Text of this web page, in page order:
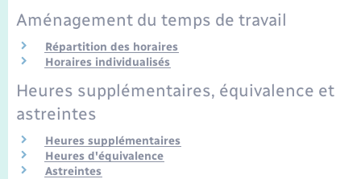
Aménagement du temps de travail
Répartition des horaires
Horaires individualisés
Heures supplémentaires, équivalence et
astreintes
Heures supplémentaires
Heures d'équivalence
Astreintes